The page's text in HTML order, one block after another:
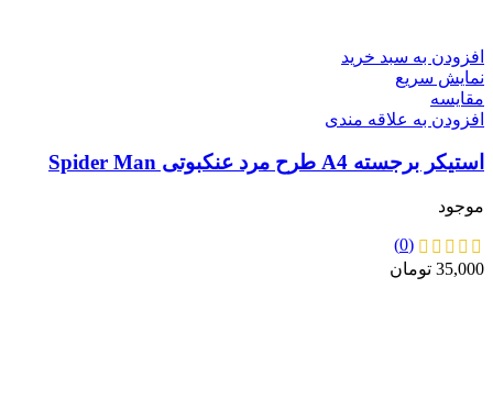
افزودن به سبد خرید
نمایش سریع
مقايسه
افزودن به علاقه مندی
استیکر برجسته A4 طرح مرد عنکبوتی Spider Man
موجود
(0)
35,000 تومان